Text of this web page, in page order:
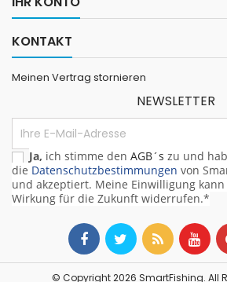
KONTAKT
Meinen Vertrag stornieren
NEWSLETTER
Ja, ich stimme den AGB´s zu und
die Datenschutzbestimmungen von
und akzeptiert. Meine Einwilligung
Wirkung für die Zukunft widerrufen.*
© Copyright 2026 SmartFishing. All